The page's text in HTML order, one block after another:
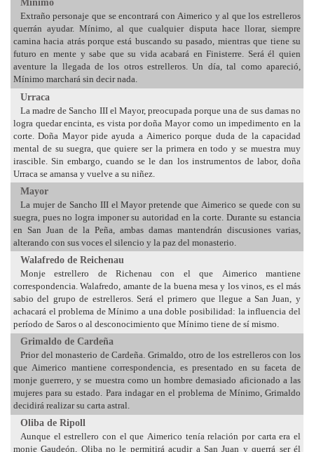
Mínimo
Extraño personaje que se encontrará con Aimerico y al que los estrelleros
querrán ayudar. Mínimo, al que cualquier disputa hace llorar, siempre
camina hacia atrás porque está buscando su pasado, mientras que tiene su
futuro en mente y sabe que su vida acabará en Finisterre. Será él quien
aventure la llegada de los otros estrelleros. Un día, tal como apareció,
Mínimo marchará sin decir nada.
Urraca
La madre de Sancho III el Mayor, preocupada porque una de sus damas no
logra quedar encinta, es vista por doña Mayor como un impedimento en la
corte. Doña Mayor pide ayuda a Aimerico porque duda de la capacidad
mental de su suegra, que quiere ser la primera en todo y se muestra muy
irascible. Sin embargo, cuando se le dan los instrumentos de labor, doña
Urraca se amansa y vuelve a su niñez.
Mayor
La mujer de Sancho III el Mayor pretende que Aimerico se quede con su
suegra, pues no logra imponer su autoridad en la corte. Durante su estancia
en San Juan de la Peña, ambas damas mantendrán discusiones varias,
alterando con sus voces el silencio y la paz del monasterio.
Walafredo de Reichenau
Monje estrellero de Richenau con el que Aimerico mantiene
correspondencia. Walafredo, amante de la buena mesa y los vinos, es el más
sabio del grupo de estrelleros. Será el primero que llegue a San Juan, y
achacará el problema de Mínimo a una doble posibilidad: la influencia del
período de Saros o al desconocimiento que Mínimo tiene de sí mismo.
Grimaldo de Cardeña
Prior del monasterio de Cardeña. Grimaldo, otro de los estrelleros con los
que Aimerico mantiene correspondencia, es presentado en su faceta de
monje guerrero, y se muestra como un hombre demasiado aficionado a las
mujeres para su estado. Para indagar en el problema de Mínimo, Grimaldo
decidirá realizar su carta astral.
Oliba de Ripoll
Aunque el estrellero con el que Aimerico tenía relación por carta era el
monje Gaudeón, Oliba no le permitirá acudir a San Juan y querrá ser él